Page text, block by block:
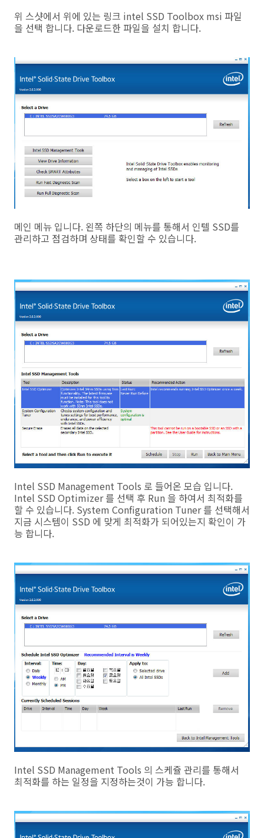
위 스샷에서 위에 있는 링크 intel SSD Toolbox msi 파일
을 선택 합니다. 다운로드한 파일을 설치 합니다.
메인 메뉴 입니다. 왼쪽 하단의 메뉴를 통해서 인텔 SSD를
관리하고 점검하며 상태를 확인할 수 있습니다.
Intel SSD Management Tools 로 들어온 모습 입니다.
Intel SSD Optimizer 를 선택 후 Run 을 하여서 최적화를
할 수 있습니다. System Configuration Tuner 를 선택해서
지금 시스템이 SSD 에 맞게 최적화가 되어있는지 확인이 가
능 합니다.
Intel SSD Management Tools 의 스케쥴 관리를 통해서
최적화를 하는 일정을 지정하는것이 가능 합니다.